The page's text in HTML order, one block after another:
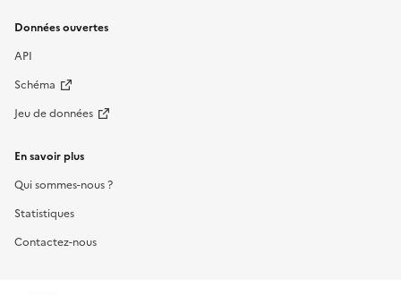
Données ouvertes
API
Schéma
Jeu de données
En savoir plus
Qui sommes-nous ?
Statistiques
Contactez-nous